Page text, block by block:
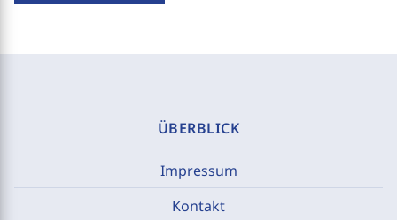
ÜBERBLICK
Impressum
Kontakt